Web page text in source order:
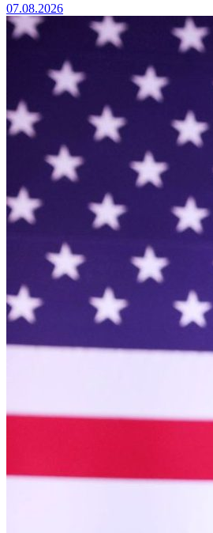
07.08.2026